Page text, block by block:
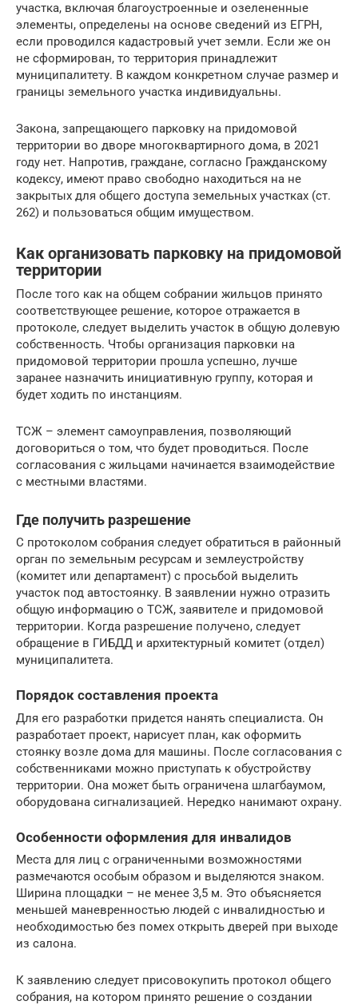
участка, включая благоустроенные и озелененные
элементы, определены на основе сведений из ЕГРН,
если проводился кадастровый учет земли. Если же он
не сформирован, то территория принадлежит
муниципалитету. В каждом конкретном случае размер и
границы земельного участка индивидуальны.
Закона, запрещающего парковку на придомовой
территории во дворе многоквартирного дома, в 2021
году нет. Напротив, граждане, согласно Гражданскому
кодексу, имеют право свободно находиться на не
закрытых для общего доступа земельных участках (ст.
262) и пользоваться общим имуществом.
Как организовать парковку на придомовой
территории
После того как на общем собрании жильцов принято
соответствующее решение, которое отражается в
протоколе, следует выделить участок в общую долевую
собственность. Чтобы организация парковки на
придомовой территории прошла успешно, лучше
заранее назначить инициативную группу, которая и
будет ходить по инстанциям.
ТСЖ – элемент самоуправления, позволяющий
договориться о том, что будет проводиться. После
согласования с жильцами начинается взаимодействие
с местными властями.
Где получить разрешение
С протоколом собрания следует обратиться в районный
орган по земельным ресурсам и землеустройству
(комитет или департамент) с просьбой выделить
участок под автостоянку. В заявлении нужно отразить
общую информацию о ТСЖ, заявителе и придомовой
территории. Когда разрешение получено, следует
обращение в ГИБДД и архитектурный комитет (отдел)
муниципалитета.
Порядок составления проекта
Для его разработки придется нанять специалиста. Он
разработает проект, нарисует план, как оформить
стоянку возле дома для машины. После согласования с
собственниками можно приступать к обустройству
территории. Она может быть ограничена шлагбаумом,
оборудована сигнализацией. Нередко нанимают охрану.
Особенности оформления для инвалидов
Места для лиц с ограниченными возможностями
размечаются особым образом и выделяются знаком.
Ширина площадки – не менее 3,5 м. Это объясняется
меньшей маневренностью людей с инвалидностью и
необходимостью без помех открыть дверей при выходе
из салона.
К заявлению следует присовокупить протокол общего
собрания, на котором принято решение о создании